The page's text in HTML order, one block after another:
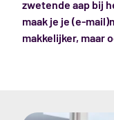
zwetende aap bij
maak je je (e-
makkelijker, maar